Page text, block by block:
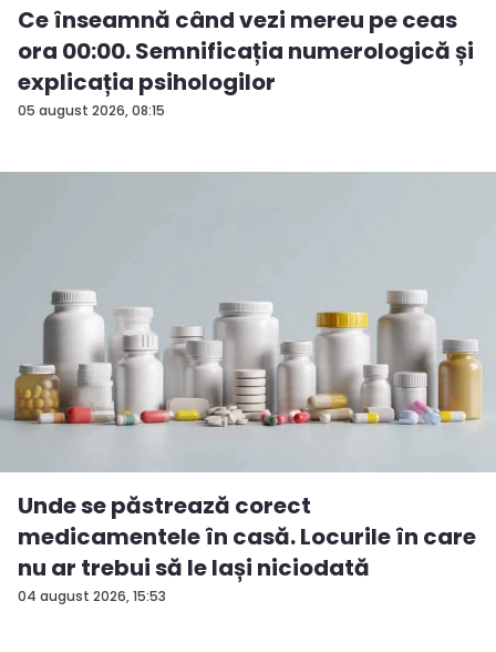
05 august 2026, 08:15
Ce înseamnă când vezi mereu pe ceas
ora 00:00. Semnificația numerologică și
explicația psihologilor
04 august 2026, 15:53
Unde se păstrează corect
medicamentele în casă. Locurile în care
nu ar trebui să le lași niciodată